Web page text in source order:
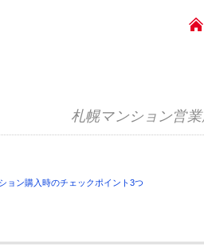
札幌マンション営
ョン購入時のチェックポイント3つ